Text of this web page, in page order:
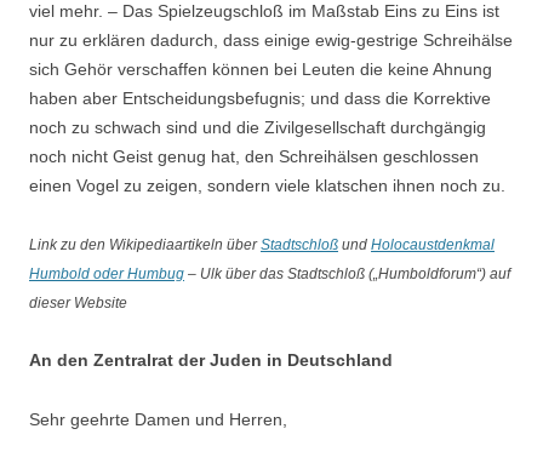
viel mehr. – Das Spielzeugschloß im Maßstab Eins zu Eins ist
nur zu erklären dadurch, dass einige ewig-gestrige Schreihälse
sich Gehör verschaffen können bei Leuten die keine Ahnung
haben aber Entscheidungsbefugnis; und dass die Korrektive
noch zu schwach sind und die Zivilgesellschaft durchgängig
noch nicht Geist genug hat, den Schreihälsen geschlossen
einen Vogel zu zeigen, sondern viele klatschen ihnen noch zu.
Link zu den Wikipediaartikeln überStadtschloß und Holocaustdenkmal
Humbold oder Humbug – Ulk über das Stadtschloß („Humboldforum“) auf
dieser Website
An den Zentralrat der Juden in Deutschland
Sehr geehrte Damen und Herren,